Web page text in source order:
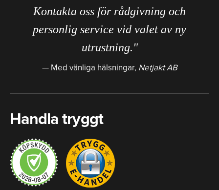
Kontakta oss för rådgivning och
personlig service vid valet av ny
utrustning."
Med vänliga hälsningar, Netjakt AB
Handla tryggt